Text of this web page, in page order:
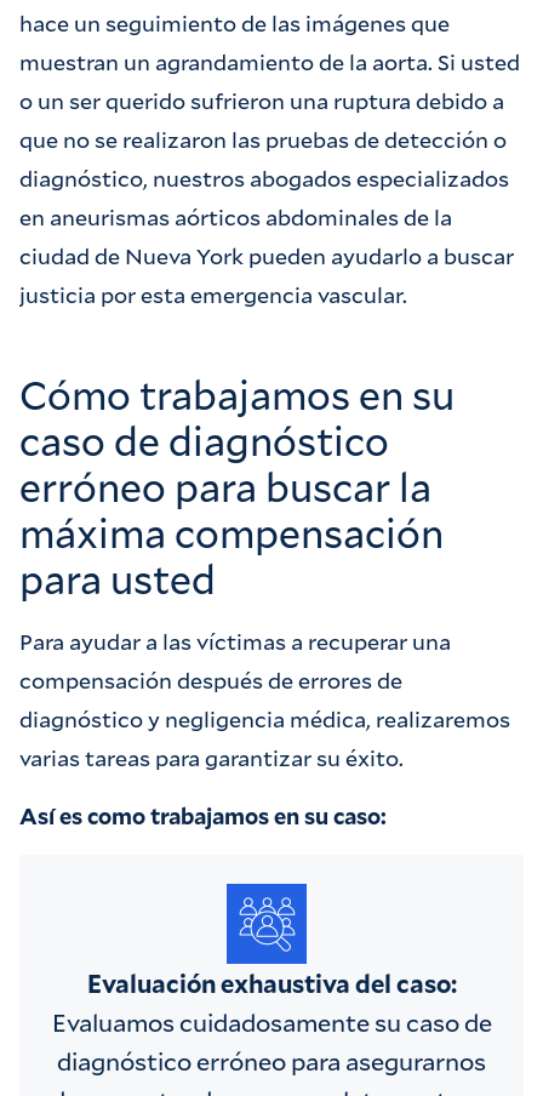
hace un seguimiento de las imágenes que
muestran un agrandamiento de la aorta. Si usted
o un ser querido sufrieron una ruptura debido a
que no se realizaron las pruebas de detección o
diagnóstico, nuestros abogados especializados
en aneurismas aórticos abdominales de la
ciudad de Nueva York pueden ayudarlo a buscar
justicia por esta emergencia vascular.
Cómo trabajamos en su
caso de diagnóstico
erróneo para buscar la
máxima compensación
para usted
Para ayudar a las víctimas a recuperar una
compensación después de errores de
diagnóstico y negligencia médica, realizaremos
varias tareas para garantizar su éxito.
Así es como trabajamos en su caso:
Evaluación exhaustiva del caso:
Evaluamos cuidadosamente su caso de
diagnóstico erróneo para asegurarnos